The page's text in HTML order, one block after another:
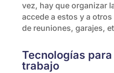
vez, hay que organizar
accede a estos y a
de reuniones, garajes,
Tecnologías
trabajo